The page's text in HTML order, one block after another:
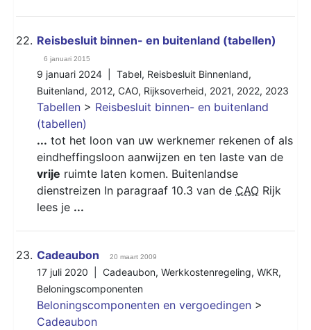
22. Reisbesluit binnen- en buitenland (tabellen)
6 januari 2015
9 januari 2024 | Tabel, Reisbesluit Binnenland,
Buitenland, 2012, CAO, Rijksoverheid, 2021, 2022, 2023
Tabellen > Reisbesluit binnen- en buitenland
(tabellen)
... tot het loon van uw werknemer rekenen of als
eindheffingsloon aanwijzen en ten laste van de
vrije ruimte laten komen. Buitenlandse
dienstreizen In paragraaf 10.3 van de CAO Rijk
lees je ...
23. Cadeaubon 20 maart 2009
17 juli 2020 | Cadeaubon, Werkkostenregeling, WKR,
Beloningscomponenten
Beloningscomponenten en vergoedingen >
Cadeaubon